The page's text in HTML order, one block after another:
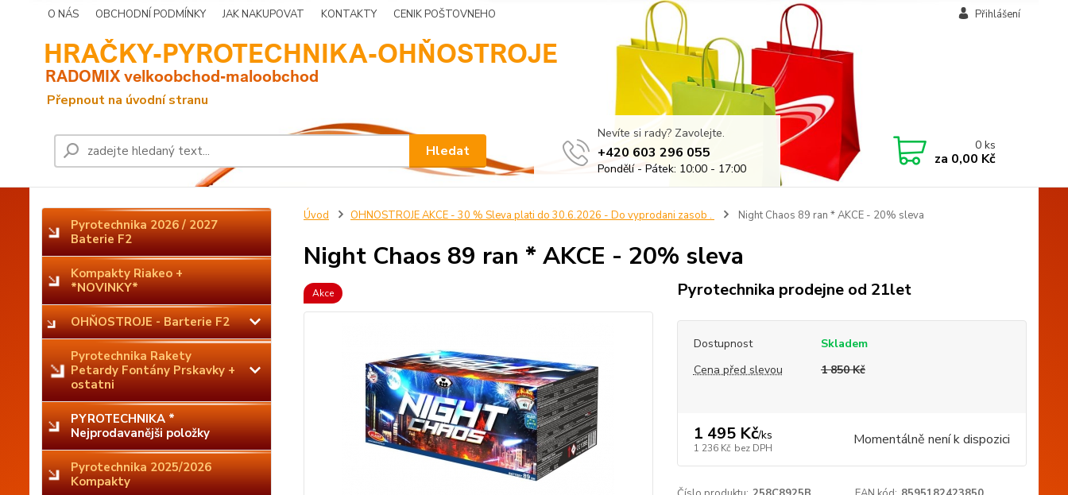
O NÁS OBCHODNÍ PODMÍNKY JAK NAKUPOVAT KONTAKTY CENIK POŠTOVNEHO Přihlášení
Hledat
Nevíte si rady? Zavolejte.
+420 603 296 055
Pondělí - Pátek: 10:00 - 17:00
0ks
za 0,00 Kč
Pyrotechnika 2026 / 2027
Baterie F2
Kompakty Riakeo +
*NOVINKY*
OHŇOSTROJE - Barterie F2
Pyrotechnika Rakety
Petardy Fontány Prskavky +
ostatni
PYROTECHNIKA *
Nejprodavanějši položky
Pyrotechnika 2025/2026
Kompakty
Úvod OHNOSTROJE AKCE - 30 % Sleva plati do 30.6.2026 - Do vyprodani zasob . Night Chaos 89 ran * AKCE - 20% sleva
Night Chaos 89 ran * AKCE - 20% sleva
Akce Pyrotechnika prodejne od 21let
Dostupnost
Skladem
Cena před slevou
1 850 Kč
1 495 Kč/ks
1 236 Kč bez DPH Momentálně není k dispozici